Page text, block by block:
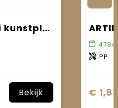
ARTIGRAP - Mini kunstplant
Bekijk
4784
PP
€ 1,83